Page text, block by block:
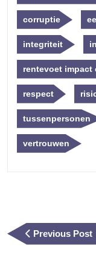
corruptie
integriteit
rentevoet
respect
tussenpersonen
vertrouwen
Previous Post